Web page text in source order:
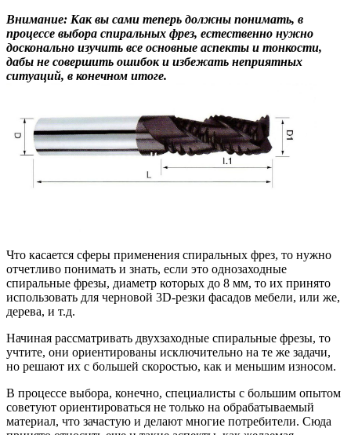
Внимание: Как вы сами теперь должны понимать, в
процессе выбора спиральных фрез, естественно нужно
досконально изучить все основные аспекты и тонкости,
дабы не совершить ошибок и избежать неприятных
ситуаций, в конечном итоге.
Что касается сферы применения спиральных фрез, то нужно
отчетливо понимать и знать, если это однозаходные
спиральные фрезы, диаметр которых до 8 мм, то их принято
использовать для черновой 3D-резки фасадов мебели, или же,
дерева, и т.д.
Начиная рассматривать двухзаходные спиральные фрезы, то
учтите, они ориентированы исключительно на те же задачи,
но решают их с большей скоростью, как и меньшим износом.
В процессе выбора, конечно, специалисты с большим опытом
советуют ориентироваться не только на обрабатываемый
материал, что зачастую и делают многие потребители. Сюда